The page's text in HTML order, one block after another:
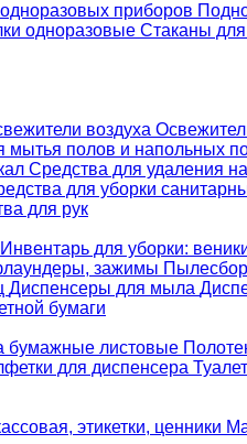
приборов
одноразовые Стаканы
воздуха
мытья полов и напольных
Средства для удаления
для уборки
для рук
Инвентарь для уборки:
зажимы
Диспенсеры для мыла
бумаги
бумажные листовые
для диспенсера
этикетки, ценники